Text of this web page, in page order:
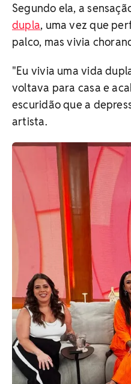
Segundo ela, a
dupla, uma vez que
palco, mas vivia
"Eu vivia uma vida
voltava para casa e
escuridão que a
artista.